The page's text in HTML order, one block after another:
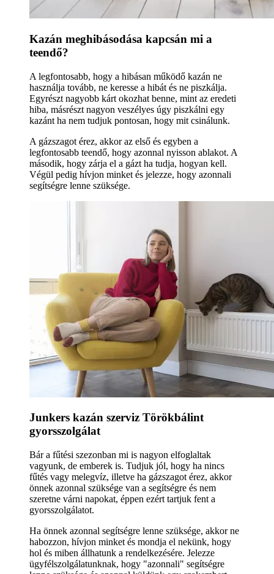
Kazán meghibásodása kapcsán mi a
teendő?
A legfontosabb, hogy a hibásan működő kazán ne
használja tovább, ne keresse a hibát és ne piszkálja.
Egyrészt nagyobb kárt okozhat benne, mint az eredeti
hiba, másrészt nagyon veszélyes úgy piszkálni egy
kazánt ha nem tudjuk pontosan, hogy mit csinálunk.
A gázszagot érez, akkor az első és egyben a
legfontosabb teendő, hogy azonnal nyisson ablakot. A
második, hogy zárja el a gázt ha tudja, hogyan kell.
Végül pedig hívjon minket és jelezze, hogy azonnali
segítségre lenne szüksége.
Junkers kazán szerviz Törökbálint
gyorsszolgálat
Bár a fűtési szezonban mi is nagyon elfoglaltak
vagyunk, de emberek is. Tudjuk jól, hogy ha nincs
fűtés vagy melegvíz, illetve ha gázszagot érez, akkor
önnek azonnal szüksége van a segítségre és nem
szeretne várni napokat, éppen ezért tartjuk fent a
gyorsszolgálatot.
Ha önnek azonnal segítségre lenne szüksége, akkor ne
habozzon, hívjon minket és mondja el nekünk, hogy
hol és miben állhatunk a rendelkezésére. Jelezze
ügyfélszolgálatunknak, hogy "azonnali" segítségre